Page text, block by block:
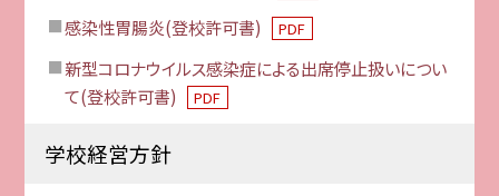
感染性胃腸炎(登校許可書)
PDF
新型コロナウイルス感染症による出席停止扱いについ
て(登校許可書)
PDF
学校経営方針